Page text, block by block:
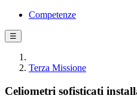
Competenze
☰
Terza Missione
Celiometri sofisticati